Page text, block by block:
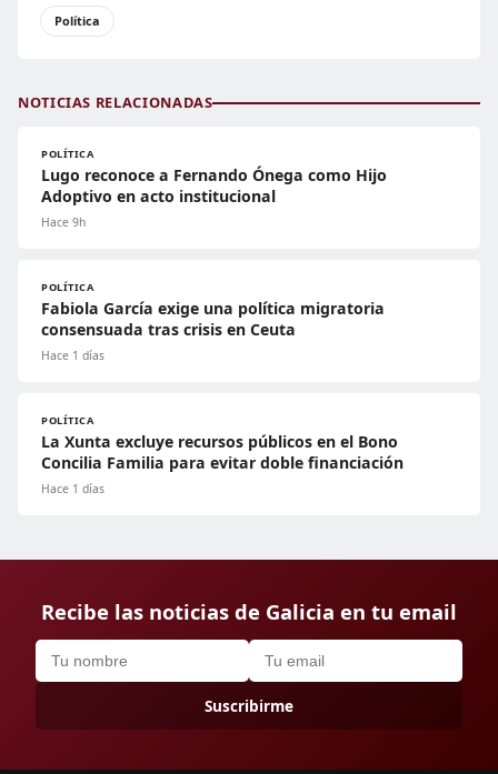
Política
NOTICIAS RELACIONADAS
POLÍTICA
Lugo reconoce a Fernando Ónega como Hijo
Adoptivo en acto institucional
Hace 9h
POLÍTICA
Fabiola García exige una política migratoria
consensuada tras crisis en Ceuta
Hace 1 días
POLÍTICA
La Xunta excluye recursos públicos en el Bono
Concilia Familia para evitar doble financiación
Hace 1 días
Recibe las noticias de Galicia en tu email
Suscribirme